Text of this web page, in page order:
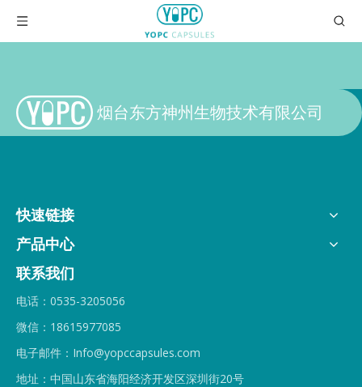
烟台东方神州生物技术有限公司
快速链接
产品中心
联系我们
电话：0535-3205056
微信：18615977085
电子邮件：Info@yopccapsules.com
地址：中国山东省海阳经济开发区深圳街20号